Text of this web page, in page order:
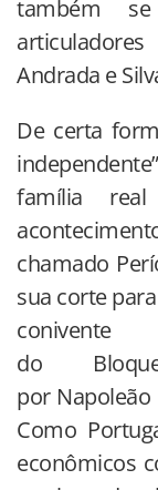
também
Andrada e
De certa
família
chamado
sua corte
do
por
Como
econômicos